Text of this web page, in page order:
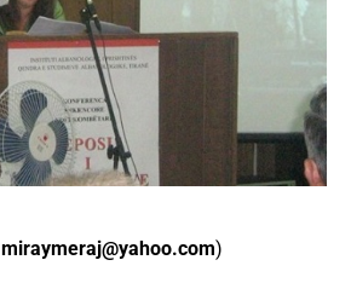
miraymeraj@yahoo.com)